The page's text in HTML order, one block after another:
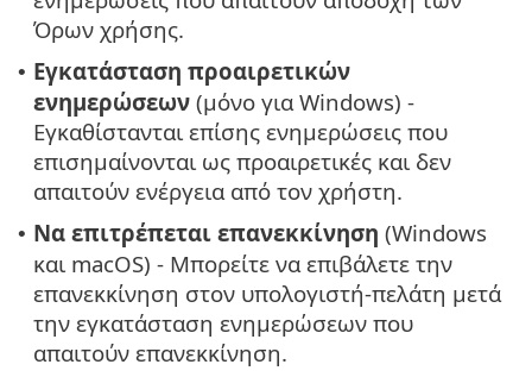
Όρων χρήσης.
• Εγκατάσταση προαιρετικών
ενημερώσεων (μόνο για Windows) -
Εγκαθίστανται επίσης ενημερώσεις που
επισημαίνονται ως προαιρετικές και δεν
απαιτούν ενέργεια από τον χρήστη.
• Να επιτρέπεται επανεκκίνηση (Windows
και macOS) - Μπορείτε να επιβάλετε την
επανεκκίνηση στον υπολογιστή-πελάτη μετά
την εγκατάσταση ενημερώσεων που
απαιτούν επανεκκίνηση.